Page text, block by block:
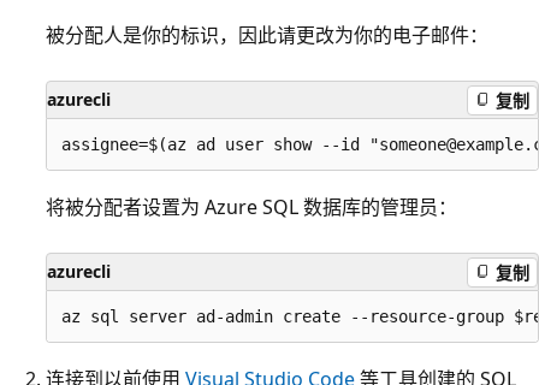
被分配人是你的标识，因此请更改为你的电子邮件：
azurecli 复制
将被分配者设置为 Azure SQL 数据库的管理员：
azurecli 复制
连接到以前使用 Visual Studio Code等工具创建的 SQL